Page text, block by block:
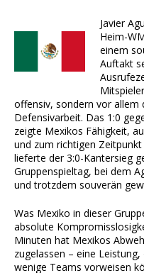
Javier
Heim-
einem
Auftakt
offensiv, sondern vor allem
Defensivarbeit. Das 1:0
zeigte Mexikos Fähigkeit,
und zum richtigen
lieferte der 3:0-Kantersieg
Gruppenspieltag, bei dem
und trotzdem souverän
Was Mexiko in dieser
absolute
Minuten hat Mexikos
zugelassen – eine
wenige Teams vorweisen